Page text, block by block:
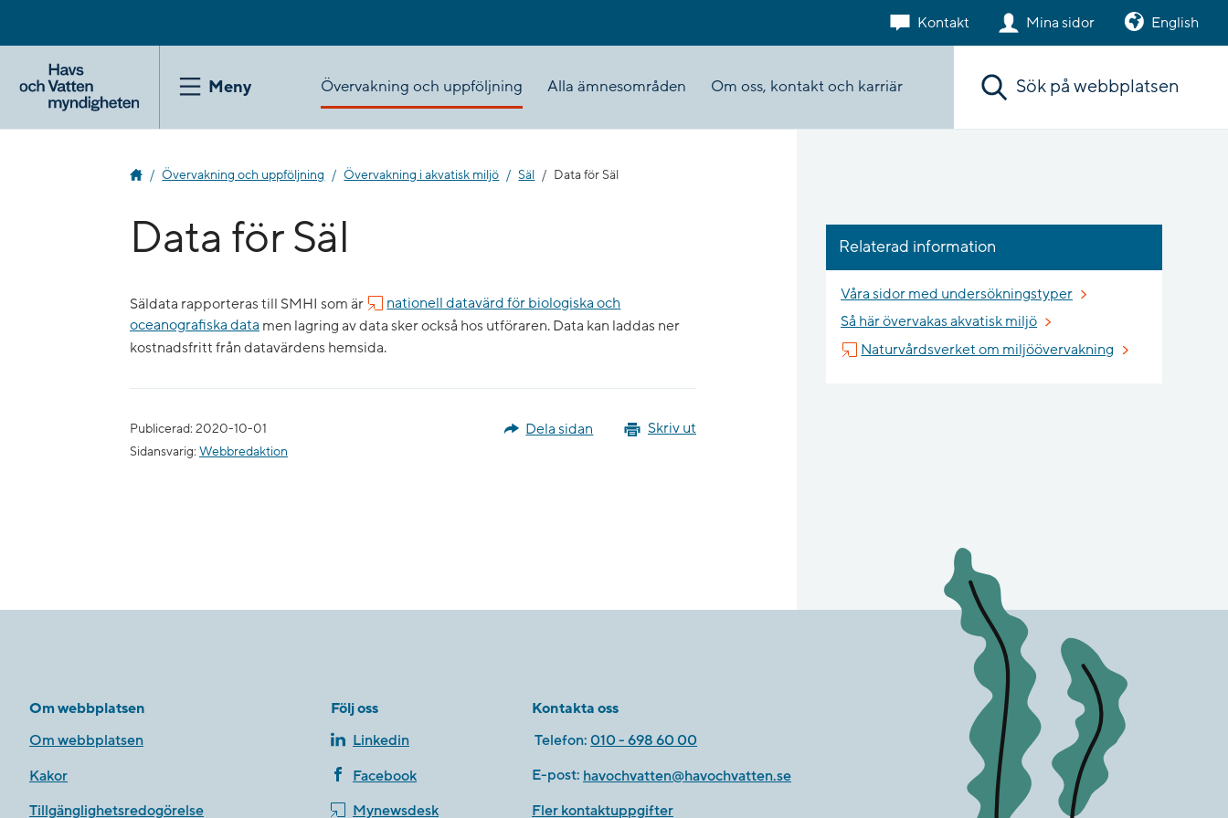
innehåll
Kontakt Mina sidor English
Meny Övervakning och uppföljning Alla ämnesområden Om oss, kontakt och karriär
Övervakning och uppföljning Övervakning i akvatisk miljö Säl Data för Säl
Data för Säl
Säldata rapporteras till SMHI som är
nationell datavärd för biologiska och
oceanografiska data men lagring av data sker också hos utföraren. Data kan laddas ner
kostnadsfritt från datavärdens hemsida.
Publicerad: 2020-10-01
Sidansvarig: Webbredaktion
Skriv ut
Dela sidan
Relaterad information
Våra sidor med undersökningstyper
Så här övervakas akvatisk miljö
Naturvårdsverket om miljöövervakning Länk till annan
Om webbplatsen
Om webbplatsen
Kakor
Tillgänglighetsredogörelse
Följ oss
Linkedin
Facebook
Mynewsdesk
Kontakta oss
Telefon: 010 - 698 60 00
E-post: havochvatten@havochvatten.se
Fler kontaktuppgifter